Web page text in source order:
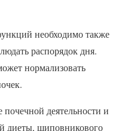
необходимо также
распорядок дня.
нормализовать
деятельности и
диеты, шиповникового